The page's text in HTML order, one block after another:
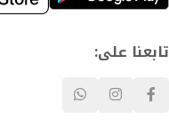
تابعنا على: